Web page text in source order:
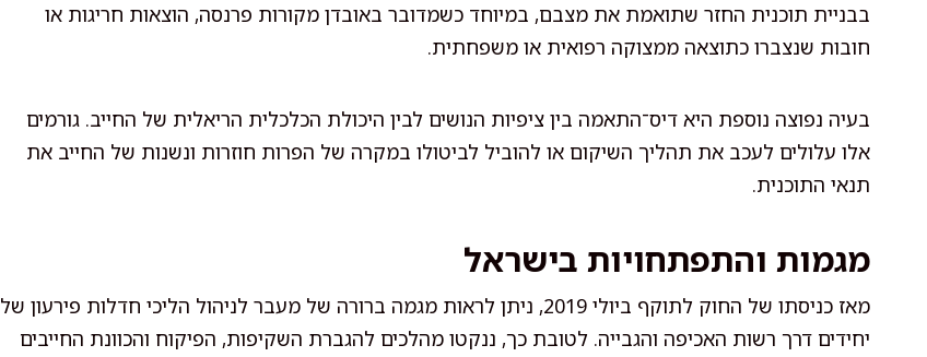
בבניית תוכנית החזר שתואמת את מצבם, במיוחד כשמדובר באובדן מקורות פרנסה, הוצאות חריגות או
חובות שנצברו כתוצאה ממצוקה רפואית או משפחתית.
בעיה נפוצה נוספת היא דיס־התאמה בין ציפיות הנושים לבין היכולת הכלכלית הריאלית של החייב. גורמים
אלו עלולים לעכב את תהליך השיקום או להוביל לביטולו במקרה של הפרות חוזרות ונשנות של החייב את
תנאי התוכנית.
מגמות והתפתחויות בישראל
מאז כניסתו של החוק לתוקף ביולי 2019, ניתן לראות מגמה ברורה של מעבר לניהול הליכי חדלות פירעון של
יחידים דרך רשות האכיפה והגבייה. לטובת כך, ננקטו מהלכים להגברת השקיפות, הפיקוח והכוונת החייבים